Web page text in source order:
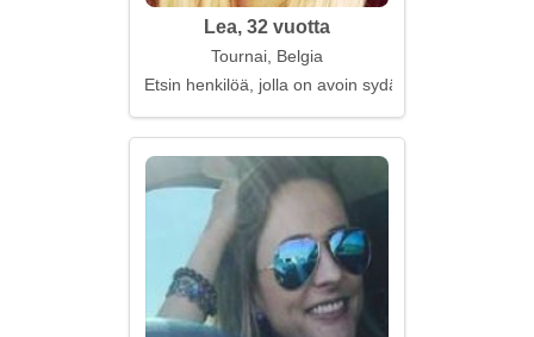
Lea, 32 vuotta
Tournai, Belgia
Etsin henkilöä, jolla on avoin sydän